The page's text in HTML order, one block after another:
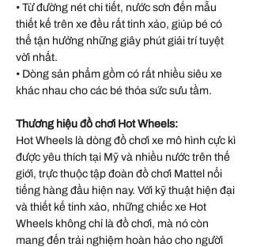
• Từ đường nét chi tiết, nước sơn đến mẫu
thiết kế trên xe đều rất tinh xảo, giúp bé có
thể tận hưởng những giây phút giải trí tuyệt
vời nhất.
• Dòng sản phẩm gồm có rất nhiều siêu xe
khác nhau cho các bé thỏa sức sưu tầm.
Thương hiệu đồ chơi Hot Wheels:
Hot Wheels là dòng đồ chơi xe mô hình cực kì
được yêu thích tại Mỹ và nhiều nước trên thế
giới, trực thuộc tập đoàn đồ chơi Mattel nổi
tiếng hàng đầu hiện nay. Với kỹ thuật hiện đại
và thiết kế tinh xảo, những chiếc xe Hot
Wheels không chỉ là đồ chơi, mà nó còn
mang đến trải nghiệm hoàn hảo cho người